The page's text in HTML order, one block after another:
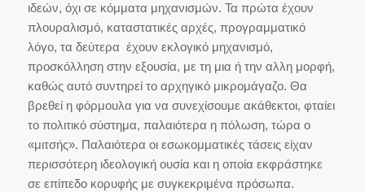
ιδεών, όχι σε κόμματα μηχανισμών. Τα πρώτα έχουν
πλουραλισμό, καταστατικές αρχές, προγραμματικό
λόγο, τα δεύτερα έχουν εκλογικό μηχανισμό,
προσκόλληση στην εξουσία, με τη μια ή την αλλη μορφή,
καθώς αυτό συντηρεί το αρχηγικό μικρομάγαζο. Θα
βρεθεί η φόρμουλα για να συνεχίσουμε ακάθεκτοι, φταίει
το πολιτικό σύστημα, παλαιότερα η πόλωση, τώρα ο
«μιτσής». Παλαιότερα οι εσωκομματικές τάσεις είχαν
περισσότερη ιδεολογική ουσία και η οποία εκφράστηκε
σε επίπεδο κορυφής με συγκεκριμένα πρόσωπα.